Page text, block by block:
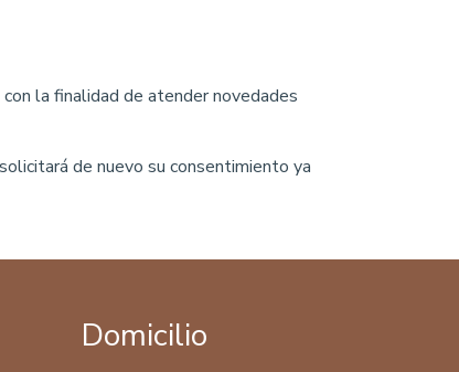
la finalidad de atender novedades
de nuevo su consentimiento ya
Domicilio